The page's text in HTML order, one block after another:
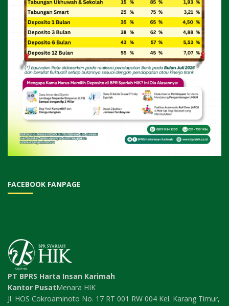
FACEBOOK FANPAGE
PT BPRS Harta Insan Karimah
Kantor PusatMenara HIK
Jl. HOS Cokroaminoto No. 17 RT 001 RW 004 Kel. Karang Timur,